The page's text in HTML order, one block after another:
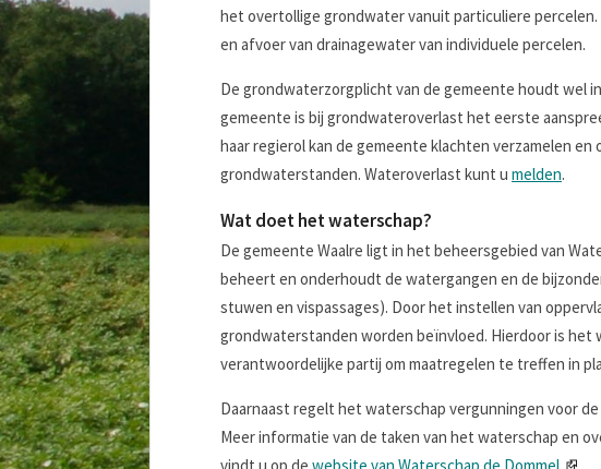
het overtollige grondwater vanuit particuliere percelen.
en afvoer van drainagewater van individuele percelen.
De grondwaterzorgplicht van de gemeente houdt wel
gemeente is bij grondwateroverlast het eerste
haar regierol kan de gemeente klachten verzamelen en
grondwaterstanden. Wateroverlast kunt u melden.
Wat doet het waterschap?
De gemeente Waalre ligt in het beheersgebied van
beheert en onderhoudt de watergangen en de
stuwen en vispassages). Door het instellen van
grondwaterstanden worden beïnvloed. Hierdoor is het
verantwoordelijke partij om maatregelen te treffen in
Daarnaast regelt het waterschap vergunningen voor
Meer informatie van de taken van het waterschap en